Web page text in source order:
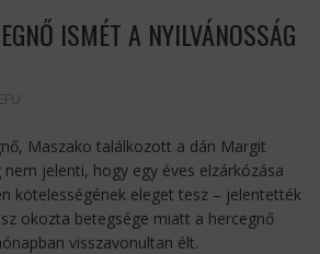
ISMÉT A NYILVÁNOSSÁG
Maszako találkozott a dán Margit
jelenti, hogy egy éves elzárkózása
kötelességének eleget tesz – jelentették
okozta betegsége miatt a hercegnő
visszavonultan élt.